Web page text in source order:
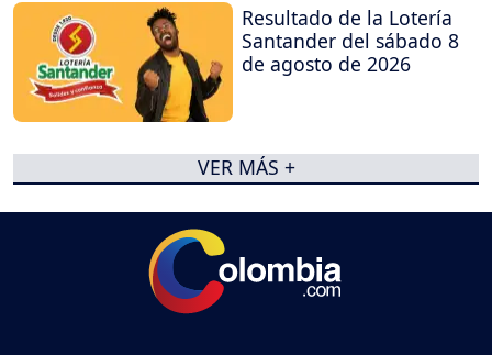
Resultado de la Lotería
Santander del sábado 8
de agosto de 2026
VER MÁS +